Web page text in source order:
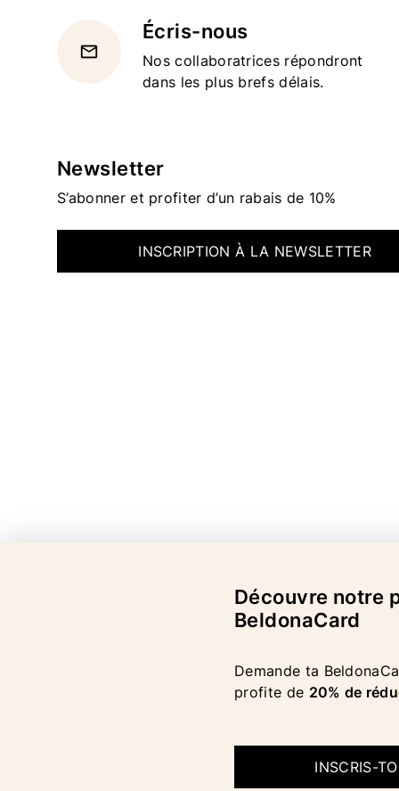
email
Écris-nous
Nos collaboratrices répondront
dans les plus brefs délais.
Newsletter
S’abonner et profiter d’un rabais de 10%
INSCRIPTION À LA NEWSLETTER
Découvre notre
BeldonaCard
Demande ta
profite de 20% de
INSCRIS-